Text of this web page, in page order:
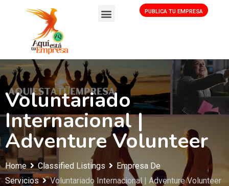
PUBLICA TU EMPRESA
Voluntariado
Internacional |
Adventure Volunteer
Home Classified Listings
Empresa De
Servicios
Voluntariado Internacional | Adventure Volunteer